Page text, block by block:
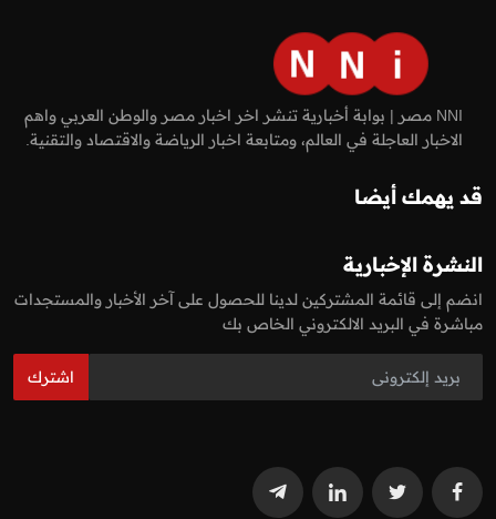
NNI مصر | بوابة أخبارية تنشر اخر اخبار مصر والوطن العربي واهم
الاخبار العاجلة في العالم، ومتابعة اخبار الرياضة والاقتصاد والتقنية.
قد يهمك أيضا
النشرة الإخبارية
انضم إلى قائمة المشتركين لدينا للحصول على آخر الأخبار والمستجدات
مباشرة في البريد الالكتروني الخاص بك
اشترك